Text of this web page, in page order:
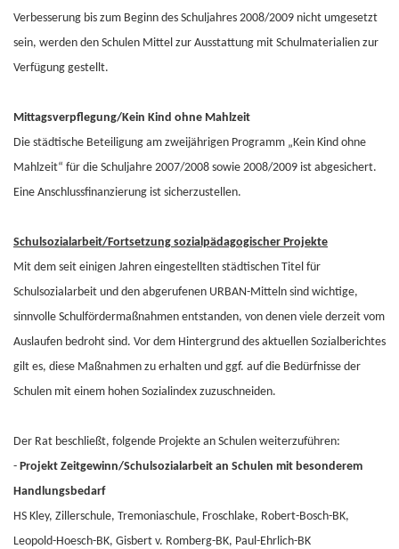
Verbesserung bis zum Beginn des Schuljahres 2008/2009 nicht umgesetzt
sein, werden den Schulen Mittel zur Ausstattung mit Schulmaterialien zur
Verfügung gestellt.
Mittagsverpflegung/Kein Kind ohne Mahlzeit
Die städtische Beteiligung am zweijährigen Programm „Kein Kind ohne
Mahlzeit“ für die Schuljahre 2007/2008 sowie 2008/2009 ist abgesichert.
Eine Anschlussfinanzierung ist sicherzustellen.
Schulsozialarbeit/Fortsetzung sozialpädagogischer Projekte
Mit dem seit einigen Jahren eingestellten städtischen Titel für
Schulsozialarbeit und den abgerufenen URBAN-Mitteln sind wichtige,
sinnvolle Schulfördermaßnahmen entstanden, von denen viele derzeit vom
Auslaufen bedroht sind. Vor dem Hintergrund des aktuellen Sozialberichtes
gilt es, diese Maßnahmen zu erhalten und ggf. auf die Bedürfnisse der
Schulen mit einem hohen Sozialindex zuzuschneiden.
Der Rat beschließt, folgende Projekte an Schulen weiterzuführen:
- Projekt Zeitgewinn/Schulsozialarbeit an Schulen mit besonderem
Handlungsbedarf
HS Kley, Zillerschule, Tremoniaschule, Froschlake, Robert-Bosch-BK,
Leopold-Hoesch-BK, Gisbert v. Romberg-BK, Paul-Ehrlich-BK